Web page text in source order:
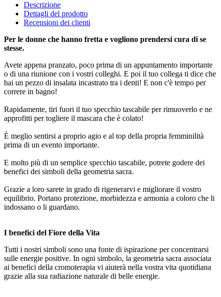
Descrizione
Dettagli del prodotto
Recensioni dei clienti
Per le donne che hanno fretta e vogliono prendersi cura di se
stesse.
Avete appena pranzato, poco prima di un appuntamento importante
o di una riunione con i vostri colleghi. E poi il tuo collega ti dice che
hai un pezzo di insalata incastrato tra i denti! E non c'è tempo per
correre in bagno!
Rapidamente, tiri fuori il tuo specchio tascabile per rimuoverlo e ne
approfitti per togliere il mascara che è colato!
È meglio sentirsi a proprio agio e al top della propria femminilità
prima di un evento importante.
E molto più di un semplice specchio tascabile, potrete godere dei
benefici dei simboli della geometria sacra.
Grazie a loro sarete in grado di rigenerarvi e migliorare il vostro
equilibrio. Portano protezione, morbidezza e armonia a coloro che li
indossano o li guardano.
I benefici del Fiore della Vita
Tutti i nostri simboli sono una fonte di ispirazione per concentrarsi
sulle energie positive. In ogni simbolo, la geometria sacra associata
ai benefici della cromoterapia vi aiuterà nella vostra vita quotidiana
grazie alla sua radiazione naturale di belle energie.